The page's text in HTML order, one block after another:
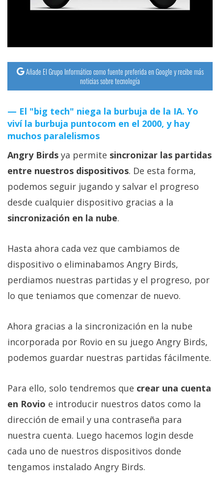
Trucos
Tutoriales
Ciberseguridad
Sistemas
operativos
Profesional
+
Sorteos
Foros
Contacto
/
Sobre
nosotros
Publicidad
/
Cambiar
opciones
de
privacidad
Aviso
Añade El Grupo Informático como fuente preferida en Google y recibe más
noticias sobre tecnología
El "big tech" niega la burbuja de la IA. Yo
viví la burbuja puntocom en el 2000, y hay
muchos paralelismos
Angry Birds ya permite sincronizar las partidas
entre nuestros dispositivos. De esta forma,
podemos seguir jugando y salvar el progreso
desde cualquier dispositivo gracias a la
sincronización en la nube.
Hasta ahora cada vez que cambiamos de
dispositivo o eliminabamos Angry Birds,
perdiamos nuestras partidas y el progreso, por
lo que teniamos que comenzar de nuevo.
Ahora gracias a la sincronización en la nube
incorporada por Rovio en su juego Angry Birds,
podemos guardar nuestras partidas fácilmente.
Para ello, solo tendremos que crear una cuenta
en Rovio e introducir nuestros datos como la
dirección de email y una contraseña para
nuestra cuenta. Luego hacemos login desde
cada uno de nuestros dispositivos donde
tengamos instalado Angry Birds.